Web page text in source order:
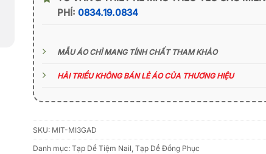
PHÍ: 0834.19.0834
MẪU ÁO CHỈ MANG TÍNH CHẤT THAM KHẢO
HẢI TRIỀU KHÔNG BÁN LẺ ÁO CỦA THƯƠNG HIỆU
SKU: MIT-MI3GAD
Danh mục: Tạp Dề Tiệm Nail, Tạp Dề Đồng Phục